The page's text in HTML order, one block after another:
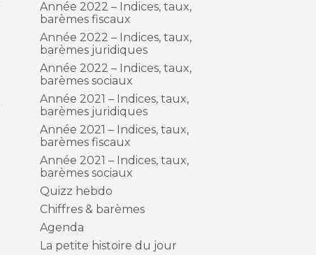
Année 2022 – Indices, taux,
barèmes fiscaux
Année 2022 – Indices, taux,
barèmes juridiques
Année 2022 – Indices, taux,
barèmes sociaux
Année 2021 – Indices, taux,
barèmes juridiques
Année 2021 – Indices, taux,
barèmes fiscaux
Année 2021 – Indices, taux,
barèmes sociaux
Quizz hebdo
Chiffres & barèmes
Agenda
La petite histoire du jour